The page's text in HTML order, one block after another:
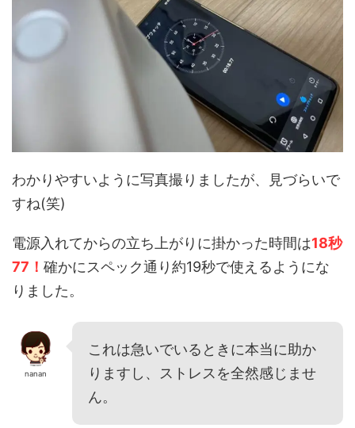
わかりやすいように写真撮りましたが、見づらいで
すね(笑)
電源入れてからの立ち上がりに掛かった時間は18秒
77！ 確かにスペック通り約19秒で使えるようにな
りました。
nanan
これは急いでいるときに本当に助か
りますし、ストレスを全然感じませ
ん。